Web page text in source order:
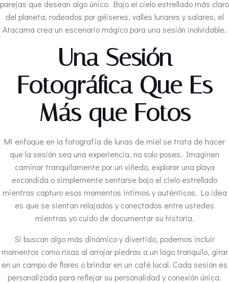
parejas que desean algo único. Bajo el cielo estrellado más claro
del planeta, rodeados por géiseres, valles lunares y salares, el
Atacama crea un escenario mágico para una sesión inolvidable.
Una Sesión
Fotográfica Que Es
Más que Fotos
Mi enfoque en la fotografía de lunas de miel se trata de hacer
que la sesión sea una experiencia, no solo poses. Imaginen
caminar tranquilamente por un viñedo, explorar una playa
escondida o simplemente sentarse bajo el cielo estrellado
mientras capturo esos momentos íntimos y auténticos. La idea
es que se sientan relajados y conectados entre ustedes
mientras yo cuido de documentar su historia.
Si buscan algo más dinámico y divertido, podemos incluir
momentos como risas al arrojar piedras a un lago tranquilo, girar
en un campo de flores o brindar en un café local. Cada sesión es
personalizada para reflejar su personalidad y conexión única.